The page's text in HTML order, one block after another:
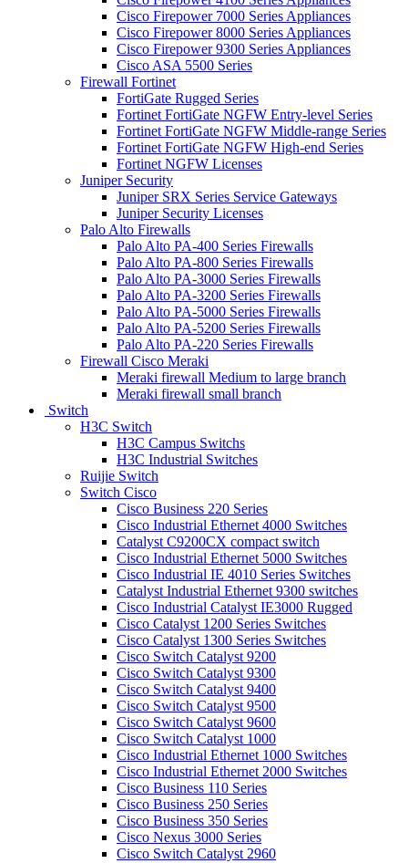
Cisco Firepower 7000 Series Appliances
Cisco Firepower 8000 Series Appliances
Cisco Firepower 9300 Series Appliances
Cisco ASA 5500 Series
Firewall Fortinet
FortiGate Rugged Series
Fortinet FortiGate NGFW Entry-level Series
Fortinet FortiGate NGFW Middle-range Series
Fortinet FortiGate NGFW High-end Series
Fortinet NGFW Licenses
Juniper Security
Juniper SRX Series Service Gateways
Juniper Security Licenses
Palo Alto Firewalls
Palo Alto PA-400 Series Firewalls
Palo Alto PA-800 Series Firewalls
Palo Alto PA-3000 Series Firewalls
Palo Alto PA-3200 Series Firewalls
Palo Alto PA-5000 Series Firewalls
Palo Alto PA-5200 Series Firewalls
Palo Alto PA-220 Series Firewalls
Firewall Cisco Meraki
Meraki firewall Medium to large branch
Meraki firewall small branch
Switch
H3C Switch
H3C Campus Switchs
H3C Industrial Switches
Ruijie Switch
Switch Cisco
Cisco Business 220 Series
Cisco Industrial Ethernet 4000 Switches
Catalyst C9200CX compact switch
Cisco Industrial Ethernet 5000 Switches
Cisco Industrial IE 4010 Series Switches
Catalyst Industrial Ethernet 9300 switches
Cisco Industrial Catalyst IE3000 Rugged
Cisco Catalyst 1200 Series Switches
Cisco Catalyst 1300 Series Switches
Cisco Switch Catalyst 9200
Cisco Switch Catalyst 9300
Cisco Switch Catalyst 9400
Cisco Switch Catalyst 9500
Cisco Switch Catalyst 9600
Cisco Switch Catalyst 1000
Cisco Industrial Ethernet 1000 Switches
Cisco Industrial Ethernet 2000 Switches
Cisco Business 110 Series
Cisco Business 250 Series
Cisco Business 350 Series
Cisco Nexus 3000 Series
Cisco Switch Catalyst 2960